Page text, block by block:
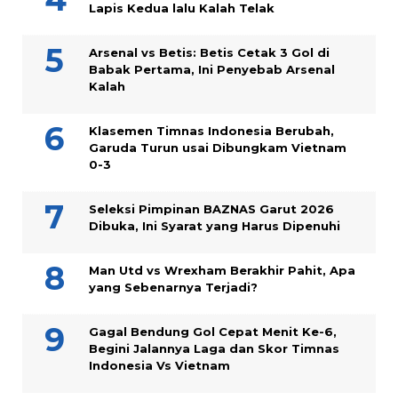
Lapis Kedua lalu Kalah Telak
Arsenal vs Betis: Betis Cetak 3 Gol di
Babak Pertama, Ini Penyebab Arsenal
Kalah
Klasemen Timnas Indonesia Berubah,
Garuda Turun usai Dibungkam Vietnam
0-3
Seleksi Pimpinan BAZNAS Garut 2026
Dibuka, Ini Syarat yang Harus Dipenuhi
Man Utd vs Wrexham Berakhir Pahit, Apa
yang Sebenarnya Terjadi?
Gagal Bendung Gol Cepat Menit Ke-6,
Begini Jalannya Laga dan Skor Timnas
Indonesia Vs Vietnam